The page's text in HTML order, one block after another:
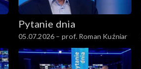
Pytanie dnia
05.07.2026 – prof. Roman Kuźniar